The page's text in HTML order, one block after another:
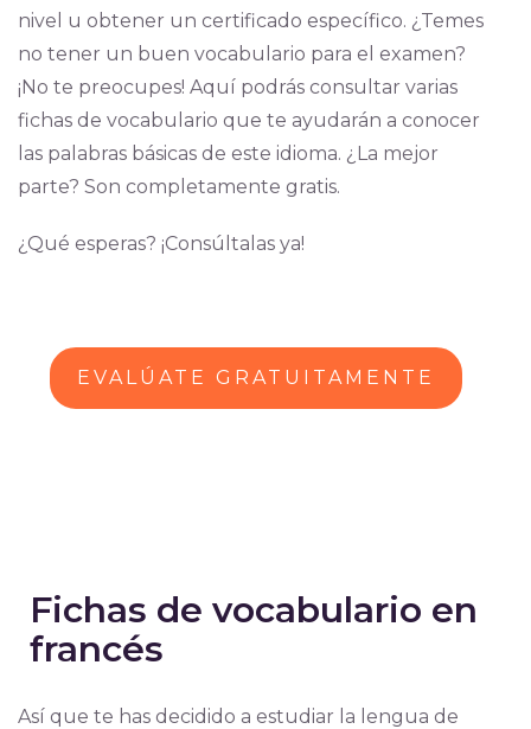
nivel u obtener un certificado específico. ¿Temes
no tener un buen vocabulario para el examen?
¡No te preocupes! Aquí podrás consultar varias
fichas de vocabulario que te ayudarán a conocer
las palabras básicas de este idioma. ¿La mejor
parte? Son completamente gratis.
¿Qué esperas? ¡Consúltalas ya!
EVALÚATE GRATUITAMENTE
Fichas de vocabulario en
francés
Así que te has decidido a estudiar la lengua de